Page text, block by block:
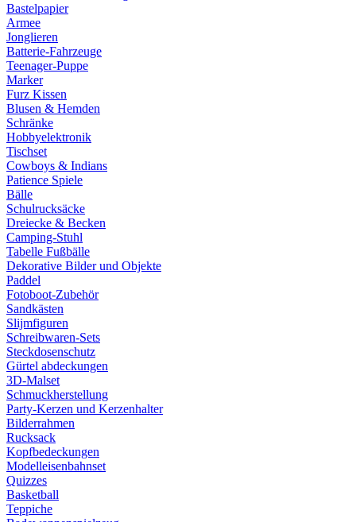
Bastelpapier
Armee
Jonglieren
Batterie-Fahrzeuge
Teenager-Puppe
Marker
Furz Kissen
Blusen & Hemden
Schränke
Hobbyelektronik
Tischset
Cowboys & Indians
Patience Spiele
Bälle
Schulrucksäcke
Dreiecke & Becken
Camping-Stuhl
Tabelle Fußbälle
Dekorative Bilder und Objekte
Paddel
Fotoboot-Zubehör
Sandkästen
Slijmfiguren
Schreibwaren-Sets
Steckdosenschutz
Gürtel abdeckungen
3D-Malset
Schmuckherstellung
Party-Kerzen und Kerzenhalter
Bilderrahmen
Rucksack
Kopfbedeckungen
Modelleisenbahnset
Quizzes
Basketball
Teppiche